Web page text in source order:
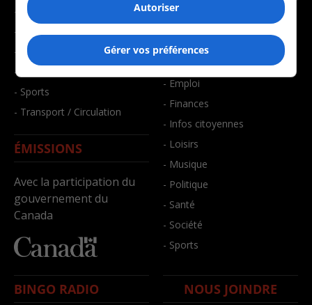
- Éducation
- Environnement
- Faits divers
- Santé et bien-être
- Sports
- Transport / Circulation
ÉMISSIONS
Avec la participation du
gouvernement du
Canada
- Affaires
- Art de vivre
- Bien-être
- Emploi
- Finances
- Infos citoyennes
- Loisirs
- Musique
- Politique
- Santé
- Société
- Sports
BINGO RADIO NOUS JOINDRE
Autoriser
Gérer vos préférences